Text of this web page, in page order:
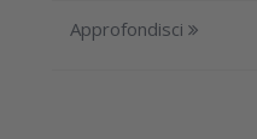
Approfondisci